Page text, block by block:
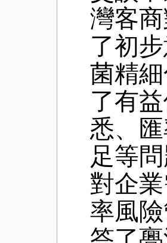
灣客
了初
菌精
了有
悉、
足等
對企
率風